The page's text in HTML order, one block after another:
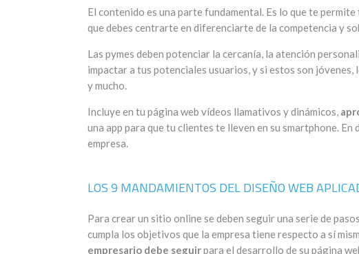
El contenido es una parte fundamental. Es lo que te
que debes centrarte en diferenciarte de la competencia y
Las pymes deben potenciar la cercanía, la atención
impactar a tus potenciales usuarios, y si estos son
y mucho.
Incluye en tu página web vídeos llamativos y dinámicos,
una app para que tu clientes te lleven en su smartphone.
empresa.
LOS 9 MANDAMIENTOS DEL DISEÑO WEB
Para crear un sitio online se deben seguir una serie de
cumpla los objetivos que la empresa tiene respecto a sí
empresario debe seguirpara el desarrollo de su página